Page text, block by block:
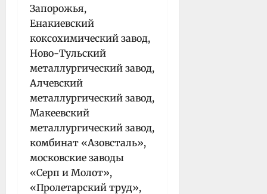
Запорожья,
Енакиевский
коксохимический завод,
Ново-Тульский
металлургический завод,
Алчевский
металлургический завод,
Макеевский
металлургический завод,
комбинат «Азовсталь»,
московские заводы
«Серп и Молот»,
«Пролетарский труд»,